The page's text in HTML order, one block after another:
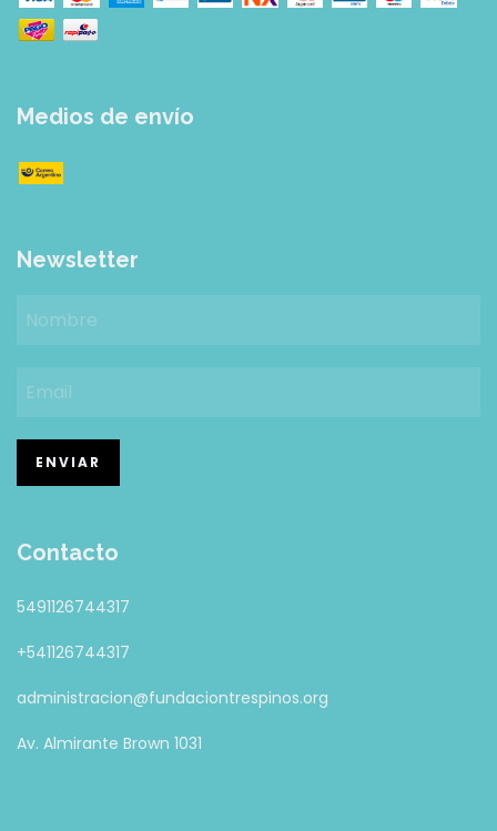
Medios de envío
Newsletter
Contacto
5491126744317
+541126744317
administracion@fundaciontrespinos.org
Av. Almirante Brown 1031